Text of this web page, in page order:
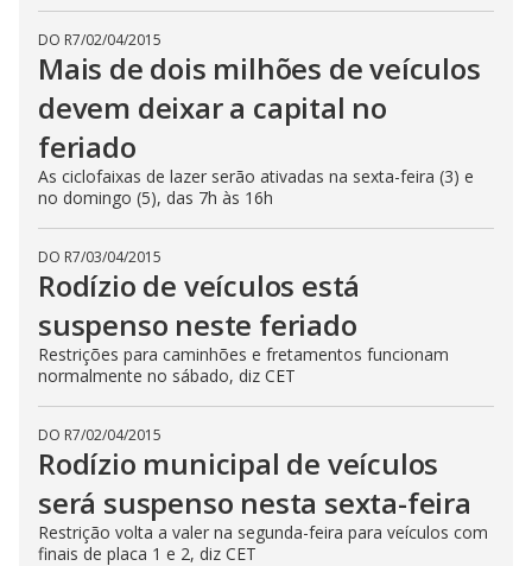
DO R7/02/04/2015
Mais de dois milhões de veículos
devem deixar a capital no
feriado
As ciclofaixas de lazer serão ativadas na sexta-feira (3) e
no domingo (5), das 7h às 16h
DO R7/03/04/2015
Rodízio de veículos está
suspenso neste feriado
Restrições para caminhões e fretamentos funcionam
normalmente no sábado, diz CET
DO R7/02/04/2015
Rodízio municipal de veículos
será suspenso nesta sexta-feira
Restrição volta a valer na segunda-feira para veículos com
finais de placa 1 e 2, diz CET